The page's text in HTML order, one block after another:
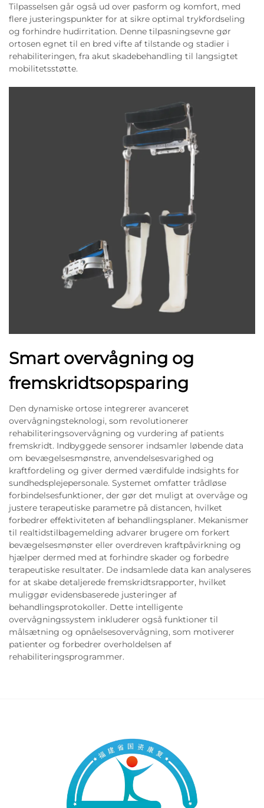
Tilpasselsen går også ud over pasform og komfort, med
flere justeringspunkter for at sikre optimal trykfordseling
og forhindre hudirritation. Denne tilpasningsevne gør
ortosen egnet til en bred vifte af tilstande og stadier i
rehabiliteringen, fra akut skadebehandling til langsigtet
mobilitetsstøtte.
Smart overvågning og
fremskridtsopsparing
Den dynamiske ortose integrerer avanceret
overvågningsteknologi, som revolutionerer
rehabiliteringsovervågning og vurdering af patients
fremskridt. Indbyggede sensorer indsamler løbende data
om bevægelsesmønstre, anvendelsesvarighed og
kraftfordeling og giver dermed værdifulde indsights for
sundhedsplejepersonale. Systemet omfatter trådløse
forbindelsesfunktioner, der gør det muligt at overvåge og
justere terapeutiske parametre på distancen, hvilket
forbedrer effektiviteten af behandlingsplaner. Mekanismer
til realtidstilbagemelding advarer brugere om forkert
bevægelsesmønster eller overdreven kraftpåvirkning og
hjælper dermed med at forhindre skader og forbedre
terapeutiske resultater. De indsamlede data kan analyseres
for at skabe detaljerede fremskridtsrapporter, hvilket
muliggør evidensbaserede justeringer af
behandlingsprotokoller. Dette intelligente
overvågningssystem inkluderer også funktioner til
målsætning og opnåelsesovervågning, som motiverer
patienter og forbedrer overholdelsen af
rehabiliteringsprogrammer.